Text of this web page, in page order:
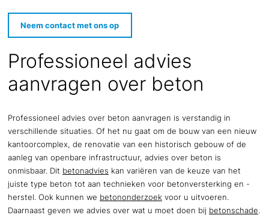
Neem contact met ons op
Professioneel advies
aanvragen over beton
Professioneel advies over beton aanvragen is verstandig in
verschillende situaties. Of het nu gaat om de bouw van een nieuw
kantoorcomplex, de renovatie van een historisch gebouw of de
aanleg van openbare infrastructuur, advies over beton is
onmisbaar. Dit betonadvies kan variëren van de keuze van het
juiste type beton tot aan technieken voor betonversterking en -
herstel. Ook kunnen we betononderzoekvoor u uitvoeren.
Daarnaast geven we advies over wat u moet doen bij betonschade.